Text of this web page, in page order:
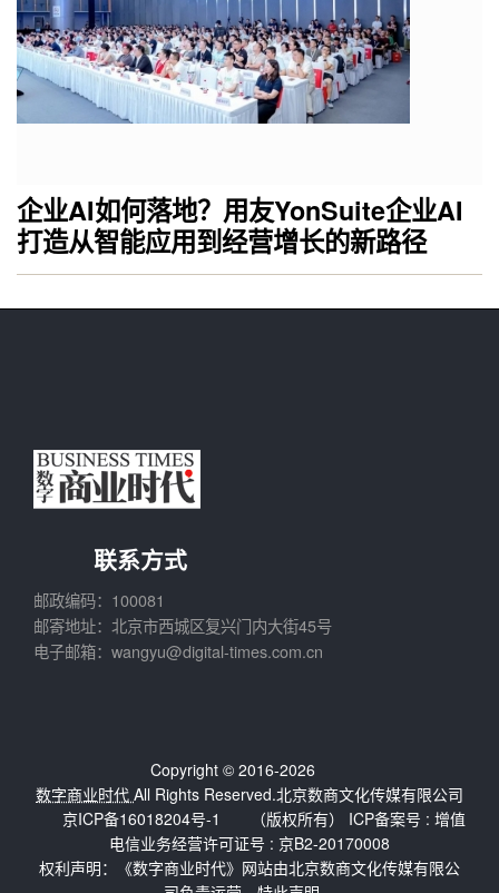
企业AI如何落地？用友YonSuite企业AI
打造从智能应用到经营增长的新路径
联系方式
邮政编码：100081
邮寄地址：北京市西城区复兴门内大街45号
电子邮箱：wangyu@digital-times.com.cn
Copyright © 2016-2026
数字商业时代 All Rights Reserved.北京数商文化传媒有限公司
（版权所有） ICP备案号 :
京ICP备16018204号-1
增值
电信业务经营许可证号 : 京B2-20170008
权利声明：《数字商业时代》网站由北京数商文化传媒有限公